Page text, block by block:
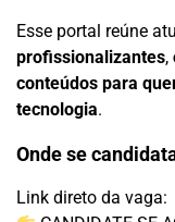
Esse portal reúne
profissionalizantes,
conteúdos para
tecnologia.
Onde se
Link direto da vaga: